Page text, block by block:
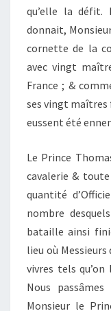
qu’elle la défit.
donnait,
cornette de la
avec vingt
France ; &
ses vingt maîtres
eussent été
Le Prince
cavalerie &
quantité
nombre
bataille ainsi
lieu où
vivres tels
Nous
Monsieur le